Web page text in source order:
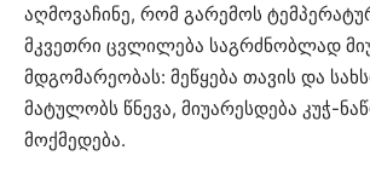
აღმოვაჩინე, რომ გარემოს
მკვეთრი ცვლილება საგრძნობლად
მდგომარეობას: მეწყება თავის და
მატულობს წნევა, მიუარესდება კუჭ-
მოქმედება.